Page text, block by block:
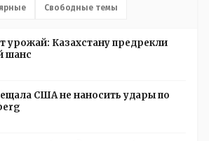
Свободные темы
урожай: Казахстану предрекли
шанс
США не наносить удары по